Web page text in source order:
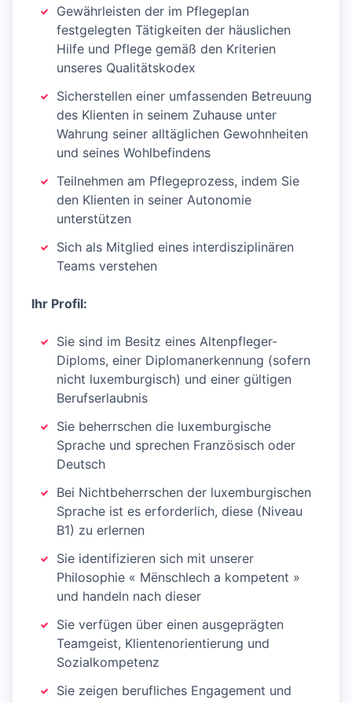
Gewährleisten der im Pflegeplan
festgelegten Tätigkeiten der häuslichen
Hilfe und Pflege gemäß den Kriterien
unseres Qualitätskodex
Sicherstellen einer umfassenden Betreuung
des Klienten in seinem Zuhause unter
Wahrung seiner alltäglichen Gewohnheiten
und seines Wohlbefindens
Teilnehmen am Pflegeprozess, indem Sie
den Klienten in seiner Autonomie
unterstützen
Sich als Mitglied eines interdisziplinären
Teams verstehen
Ihr Profil:
Sie sind im Besitz eines Altenpfleger-
Diploms, einer Diplomanerkennung (sofern
nicht luxemburgisch) und einer gültigen
Berufserlaubnis
Sie beherrschen die luxemburgische
Sprache und sprechen Französisch oder
Deutsch
Bei Nichtbeherrschen der luxemburgischen
Sprache ist es erforderlich, diese (Niveau
B1) zu erlernen
Sie identifizieren sich mit unserer
Philosophie « Mënschlech a kompetent »
und handeln nach dieser
Sie verfügen über einen ausgeprägten
Teamgeist, Klientenorientierung und
Sozialkompetenz
Sie zeigen berufliches Engagement und